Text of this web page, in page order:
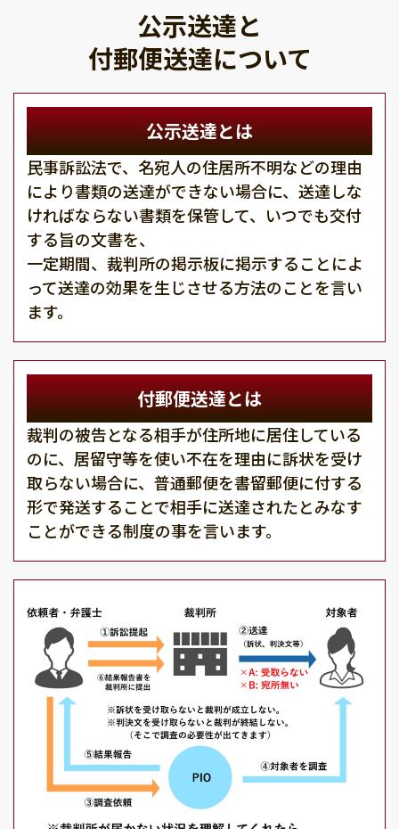
公示送達と
付郵便送達について
公示送達とは
民事訴訟法で、名宛人の住居所不明などの理由
により書類の送達ができない場合に、送達しな
ければならない書類を保管して、いつでも交付
する旨の文書を、
一定期間、裁判所の掲示板に掲示することによ
って送達の効果を生じさせる方法のことを言い
ます。
付郵便送達とは
裁判の被告となる相手が住所地に居住している
のに、居留守等を使い不在を理由に訴状を受け
取らない場合に、普通郵便を書留郵便に付する
形で発送することで相手に送達されたとみなす
ことができる制度の事を言います。